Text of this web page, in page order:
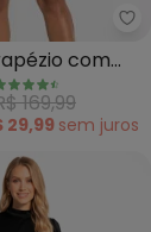
Feminino
com
169,99
29,99 sem juros